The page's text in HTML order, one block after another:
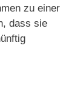
zu einer
dass sie